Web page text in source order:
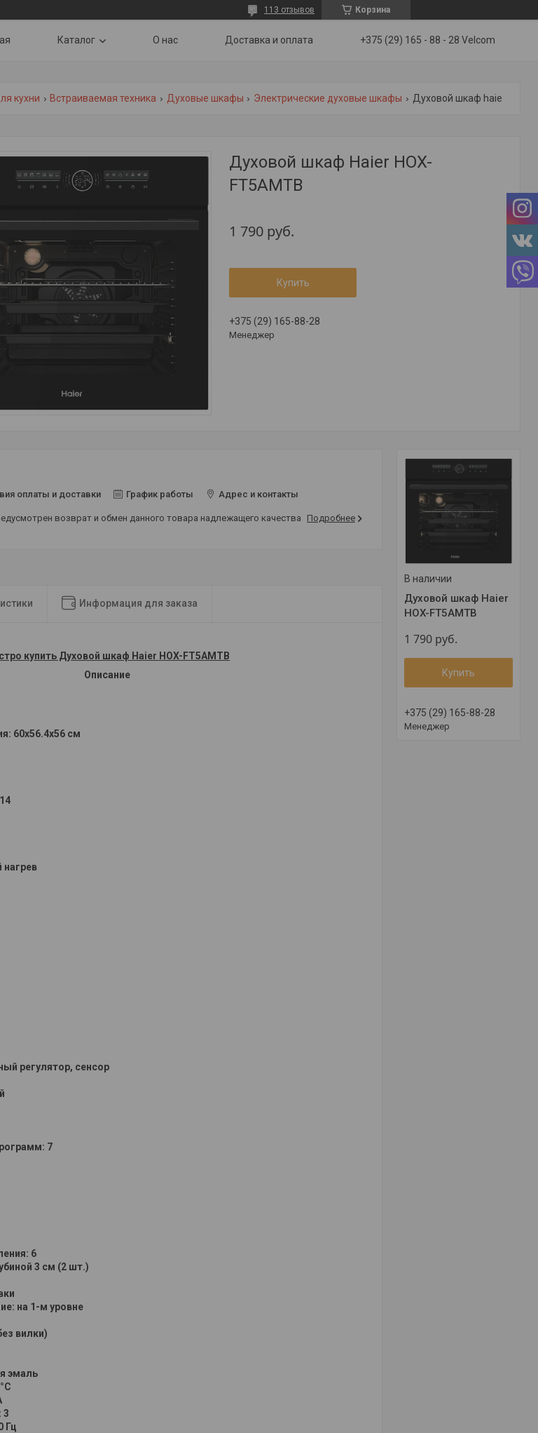
Корзина
113 отзывов
Каталог О нас Доставка и оплата +375 (29) 165 - 88 - 28 Velcom
кухни Встраиваемая техника Духовые шкафы Электрические духовые шкафы
Духовой шкаф Haier HOX-
FT5AMTB
1 790 руб.
Купить
+375 (29) 165-88-28
Менеджер
В наличии
Духовой шкаф Haier
HOX-FT5AMTB
1 790 руб.
Купить
+375 (29) 165-88-28
Менеджер
оплаты и доставки График работы Адрес и контакты
возврат и обмен данного товара надлежащего качества Подробнее
Информация для заказа
купить Духовой шкаф Haier HOX-FT5AMTB
Описание
60x56.4x56 см
нагрев
регулятор, сенсор
7
6
3 см (2 шт.)
на 1-м уровне
вилки)
эмаль
3
Гц